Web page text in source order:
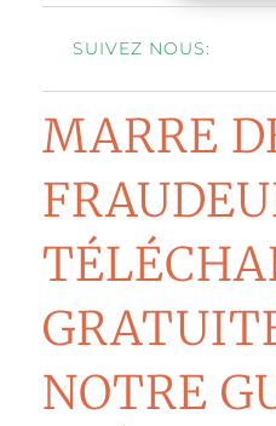
SUIVEZ NOUS:
MARRE
NOTRE